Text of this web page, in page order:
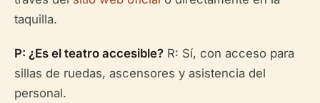
taquilla.
P: ¿Es el teatro accesible? R: Sí, con acceso para
sillas de ruedas, ascensores y asistencia del
personal.